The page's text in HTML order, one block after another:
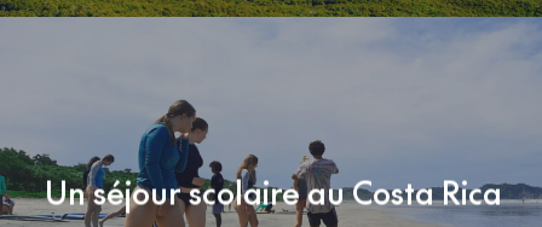
Un séjour scolaire au Costa Rica